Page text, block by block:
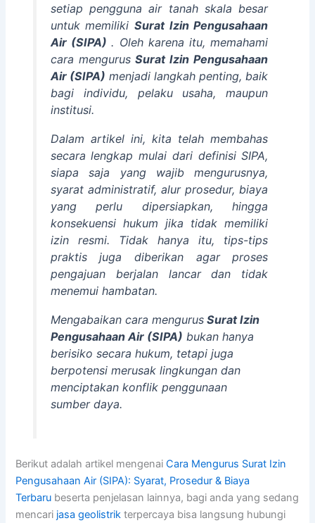
setiap pengguna air tanah skala besar
untuk memiliki Surat Izin Pengusahaan
Air (SIPA). Oleh karena itu, memahami
cara mengurusSurat Izin Pengusahaan
Air (SIPA) menjadi langkah penting, baik
bagi individu, pelaku usaha, maupun
institusi.
Dalam artikel ini, kita telah membahas
secara lengkap mulai dari definisi SIPA,
siapa saja yang wajib mengurusnya,
syarat administratif, alur prosedur, biaya
yang perlu dipersiapkan, hingga
konsekuensi hukum jika tidak memiliki
izin resmi. Tidak hanya itu, tips-tips
praktis juga diberikan agar proses
pengajuan berjalan lancar dan tidak
menemui hambatan.
Mengabaikan cara mengurusSurat Izin
Pengusahaan Air (SIPA) bukan hanya
berisiko secara hukum, tetapi juga
berpotensi merusak lingkungan dan
menciptakan konflik penggunaan
sumber daya.
Berikut adalah artikel mengenaiCara Mengurus Surat Izin
Pengusahaan Air (SIPA): Syarat, Prosedur & Biaya
Terbaru beserta penjelasan lainnya, bagi anda yang sedang
mencari jasa geolistrik terpercaya bisa langsung hubungi